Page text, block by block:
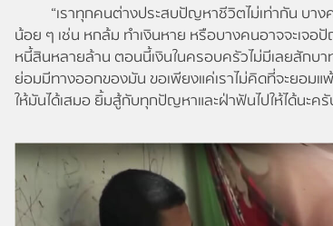
“เราทุกคนต่างประสบปัญหาชีวิตไม่เท่ากัน บางค
น้อย ๆ เช่น หกล้ม ทำเงินหาย หรือบางคนอาจจะเจ
หนี้สินหลายล้าน ตอนนี้เงินในครอบครัวไม่มีเลยสักบ
ย่อมมีทางออกของมัน ขอเพียงแค่เราไม่คิดที่จะยอมแพ้
ให้มันได้เสมอ ยิ้มสู้กับทุกปัญหาและฝ่าฟันไปให้ได้นะครั